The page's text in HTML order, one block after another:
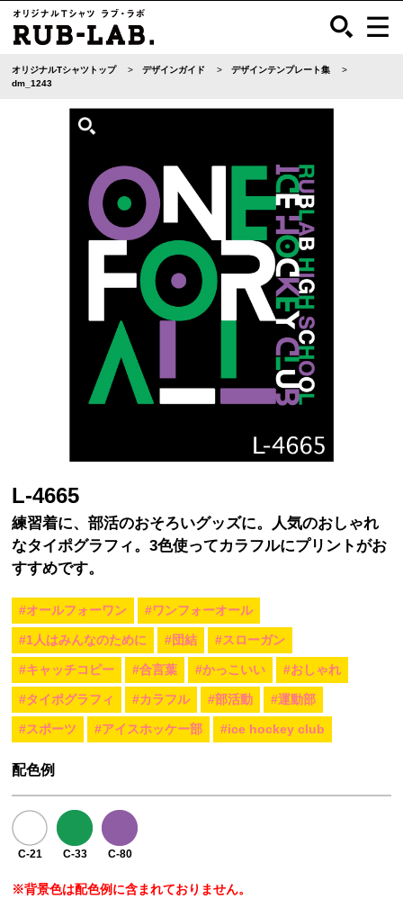
オリジナルTシャツトップ デザインガイド
デザインテンプレート集
dm_1243
L-4665
練習着に、部活のおそろいグッズに。人気のおしゃれ
なタイポグラフィ。3色使ってカラフルにプリントがお
すすめです。
#オールフォーワン #ワンフォーオール
#1人はみんなのために #団結 #スローガン
#キャッチコピー #合言葉 #かっこいい #おしゃれ
#タイポグラフィ #カラフル #部活動 #運動部
#スポーツ #アイスホッケー部 #ice hockey club
配色例
C-21 C-33 C-80
※背景色は配色例に含まれておりません。